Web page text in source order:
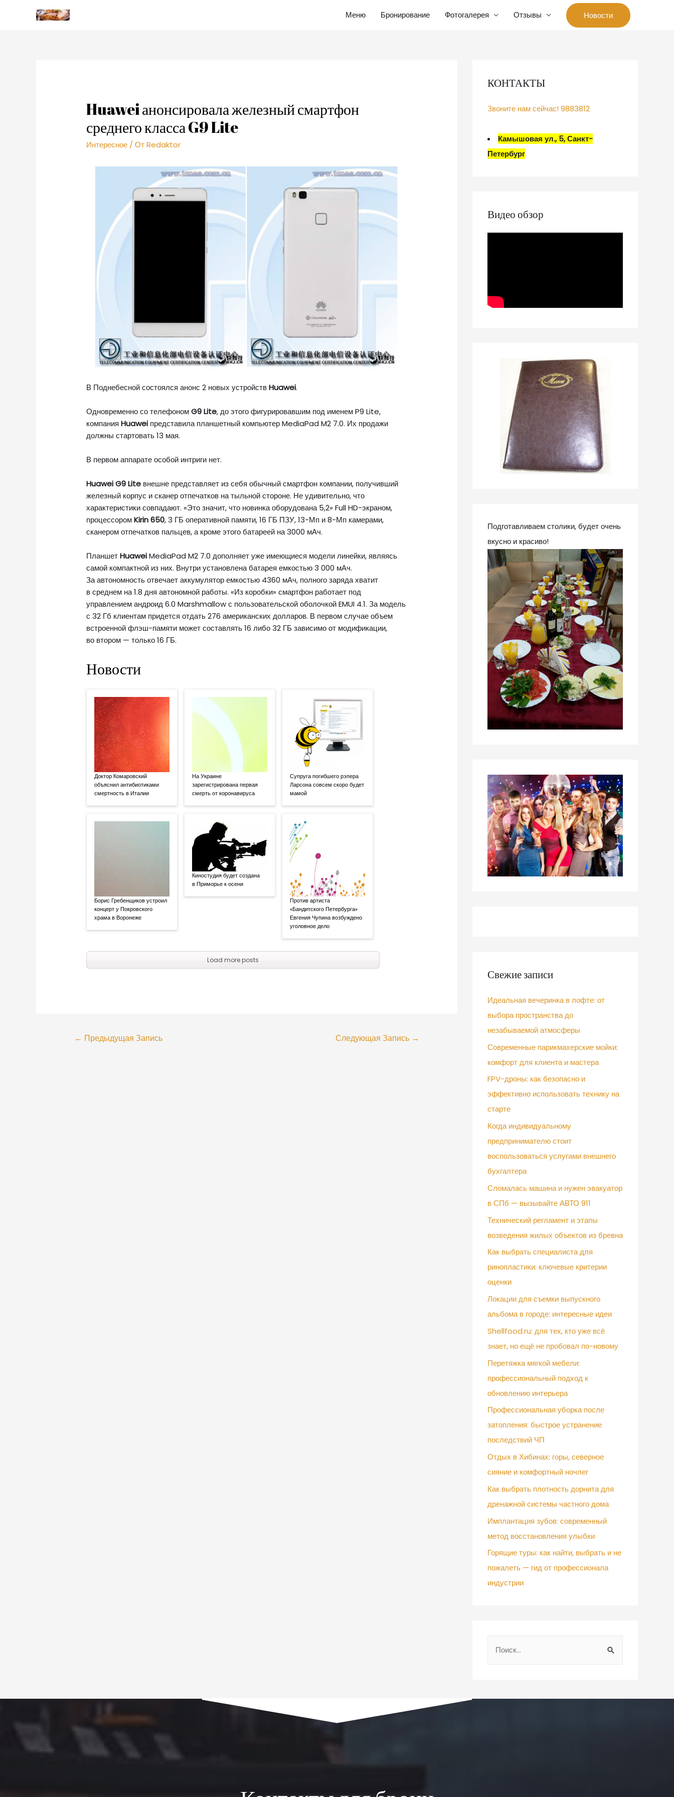
Меню Бронирование Фотогалерея Отзывы Новости
Huawei анонсировала железный смартфон
среднего класса G9 Lite
Интересное / ОтRedaktor
В Поднебесной состоялся анонс 2 новых устройствHuawei.
Одновременно со телефономG9 Lite, до этого фигурировавшим под именем P9 Lite,
компанияHuawei представила планшетный компьютер MediaPad M2 7.0. Их продажи
должны стартовать 13 мая.
В первом аппарате особой интриги нет.
Huawei G9 Lite внешне представляет из себя обычный смартфон компании, получивший
железный корпус и сканер отпечатков на тыльной стороне. Не удивительно, что
характеристики совпадают. «Это значит, что новинка оборудована 5,2» Full HD-экраном,
процессоромKirin 650, 3 ГБ оперативной памяти, 16 ГБ ПЗУ, 13-Мп и 8-Мп камерами,
сканером отпечатков пальцев, а кроме этого батареей на 3000 мАч.
ПланшетHuaweiMediaPad M2 7.0 дополняет уже имеющиеся модели линейки, являясь
самой компактной из них. Внутри установлена батарея емкостью 3 000 мАч.
За автономность отвечает аккумулятор емкостью 4360 мАч, полного заряда хватит
в среднем на 1.8 дня автономной работы. «Из коробки» смартфон работает под
управлением андроид 6.0 Marshmallow с пользовательской оболочкой EMUI 4.1. За модель
с 32 Гб клиентам придется отдать 276 американских долларов. В первом случае объем
встроенной флэш-памяти может составлять 16 либо 32 ГБ зависимо от модификации,
во втором — только 16 ГБ.
Новости
Доктор Комаровский
объяснил антибиотиками
смертность в Италии
Борис Гребенщиков устроил
концерт у Покровского
храма в Воронеже
На Украине
зарегистрирована первая
смерть от коронавируса
Киностудия будет создана
в Приморье к осени
Супруга погибшего рэпера
Ларсона совсем скоро будет
мамой
Против артиста
«Бандитского Петербурга»
Евгения Чупина возбуждено
уголовное дело
Load more posts
← Предыдущая Запись Следующая Запись →
КОНТАКТЫ
Звоните нам сейчас! 9883812
Камышовая ул., 5, Санкт-
Петербург
Видео обзор
Подготавливаем столики, будет очень
вкусно и красиво!
Свежие записи
Идеальная вечеринка в лофте: от
выбора пространства до
незабываемой атмосферы
Современные парикмахерские мойки:
комфорт для клиента и мастера
FPV-дроны: как безопасно и
эффективно использовать технику на
старте
Когда индивидуальному
предпринимателю стоит
воспользоваться услугами внешнего
бухгалтера
Сломалась машина и нужен эвакуатор
в СПб — вызывайте АВТО 911
Технический регламент и этапы
возведения жилых объектов из бревна
Как выбрать специалиста для
ринопластики: ключевые критерии
оценки
Локации для съемки выпускного
альбома в городе: интересные идеи
Shellfood.ru: для тех, кто уже всё
знает, но ещё не пробовал по-новому
Перетяжка мягкой мебели:
профессиональный подход к
обновлению интерьера
Профессиональная уборка после
затопления: быстрое устранение
последствий ЧП
Отдых в Хибинах: горы, северное
сияние и комфортный ночлег
Как выбрать плотность дорнита для
дренажной системы частного дома
Имплантация зубов: современный
метод восстановления улыбки
Горящие туры: как найти, выбрать и не
пожалеть — гид от профессионала
индустрии